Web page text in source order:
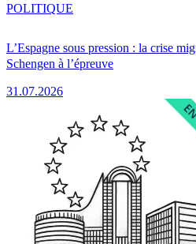
L’Espagne sous pression : la crise
Schengen à l’épreuve
31.07.2026
POLITIQUE